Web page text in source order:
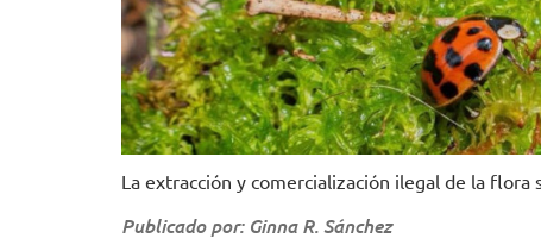
La extracción y comercialización ilegal de la flora
Publicado por: Ginna R. Sánchez